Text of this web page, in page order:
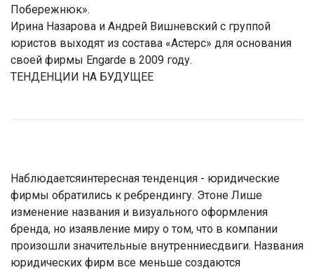
Побережнюк».
Ирина Назарова и Андрей Вишневский с группой
юристов выходят из состава «Астерс» для основания
своей фирмы Engarde в 2009 году.
ТЕНДЕНЦИИ НА БУДУЩЕЕ
Наблюдаетсяинтересная тенденция - юридические
фирмы обратились к ребрендингу. Этоне Лише
изменение названия и визуального оформления
бренда, но изаявление миру о том, что в компании
произошли значительные внутренниесдвиги. Названия
юридических фирм все меньше создаются